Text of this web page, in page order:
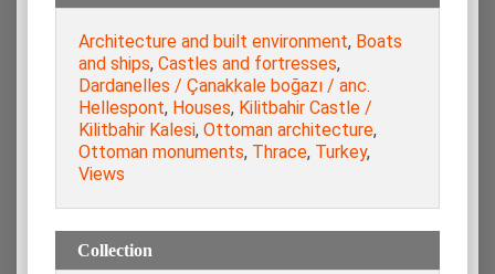
Architecture and built environment, Boats
and ships, Castles and fortresses,
Dardanelles / Çanakkale boğazı / anc.
Hellespont, Houses, Kilitbahir Castle /
Kilitbahir Kalesi, Ottoman architecture,
Ottoman monuments, Thrace, Turkey,
Views
Collection